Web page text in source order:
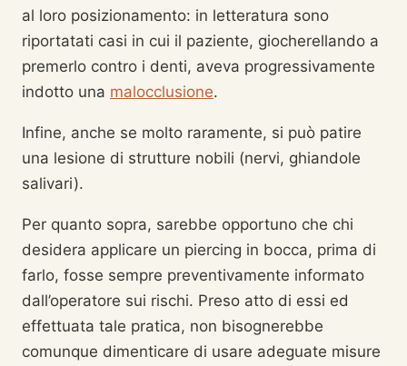
al loro posizionamento: in letteratura sono
riportatati casi in cui il paziente, giocherellando a
premerlo contro i denti, aveva progressivamente
indotto una malocclusione.
Infine, anche se molto raramente, si può patire
una lesione di strutture nobili (nervi, ghiandole
salivari).
Per quanto sopra, sarebbe opportuno che chi
desidera applicare un piercing in bocca, prima di
farlo, fosse sempre preventivamente informato
dall’operatore sui rischi. Preso atto di essi ed
effettuata tale pratica, non bisognerebbe
comunque dimenticare di usare adeguate misure